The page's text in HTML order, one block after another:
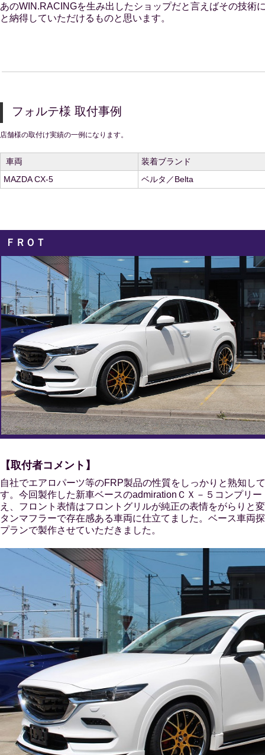
あのWIN.RACINGを生み出したショップだと言えばその技術
と納得していただけるものと思います。
フォルテ様 取付事例
店舗様の取付け実績の一例になります。
車両
装着ブランド
MAZDA CX-5
ベルタ／Belta
ＦＲＯＴ
【取付者コメント】
自社でエアロパーツ等のFRP製品の性質をしっかりと熟知し
す。今回製作した新車ベースのadmirationＣＸ－５コンプリ
え、フロント表情はフロントグリルが純正の表情をがらりと
タンマフラーで存在感ある車両に仕立てました。ベース車両
プランで製作させていただきました。